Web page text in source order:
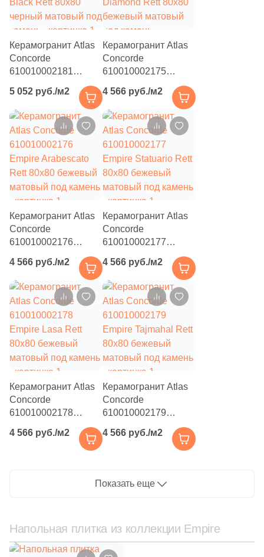
Роскошная мозаика ( 71)
ТОНОМОЗАИК ООО ( 31)
Тема
Камень (2580)
Мозаика ( )
3D мозаика (17)
3D узор (28)
Абстракция (
Авантюрин (369)
Акварель (
Бетон ( 341
Геометрия (60 )
Гранит (
Дерево (127)
Кирпич (11
Классика (5)
Кожа (21)
Котто (9)
Металл ( 112
Моноколор (1134)
Керамогранит Atlas
Concorde
610010002181
Black Rett 80x80
черный матовый под
камень
5 052 руб./м2
Керамогранит Atlas
Concorde
610010002175
Diamond Rett 80x80
бежевый матовый
под камень
4 566 руб./м2
Керамогранит Atlas
Concorde
610010002176
Empire Arabescato
Rett 80x80 бежевый
матовый под камень
4 566 руб./м2
Керамогранит Atlas
Concorde
610010002177
Empire Statuario Rett
80x80 бежевый
матовый под камень
4 566 руб./м2
Керамогранит Atlas
Concorde
610010002178
80x80 бежевый
матовый под камень
4 566 руб./м2
Керамогранит Atlas
Concorde
610010002179
Empire Tajmahal Rett
80x80 бежевый
матовый под камень
4 566 руб./м2
Показать еще
Напольная плитка из коллекции Empire